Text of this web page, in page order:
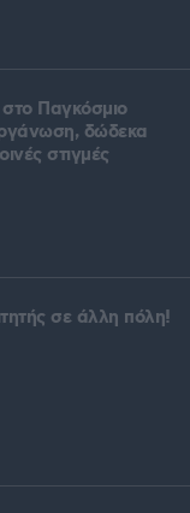
Παγκόσμιο
δώδεκα
στιγμές
σε άλλη πόλη!